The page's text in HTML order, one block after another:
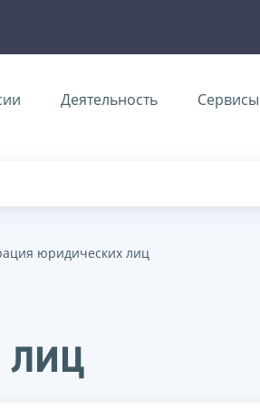
Деятельность Сервисы
юридических лиц
лиц